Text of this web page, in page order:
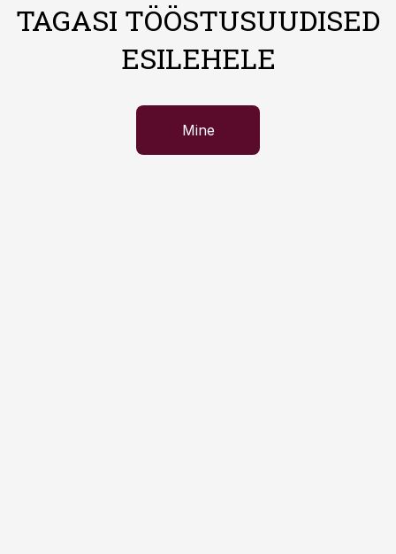
TAGASI TÖÖSTUSUUDISED
ESILEHELE
Mine